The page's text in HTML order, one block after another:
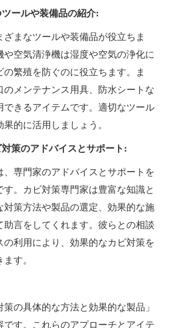
ールや装備品の紹介:
ざまなツールや装備品が役立ちま
や空気清浄機は湿度や空気の浄化に
繁殖を防ぐのに役立ちます。ま
のメンテナンス用具、防水シートな
できるアイテムです。適切なツール
的に活用しましょう。
策のアドバイスとサポート:
、専門家のアドバイスとサポートを
す。カビ対策専門家は豊富な知識と
対策方法や製品の選定、効果的な施
助言をしてくれます。彼らとの相談
の利用により、効果的なカビ対策を
す。
策の具体的な方法と効果的な製品」
です。これらのアプローチとアイテ